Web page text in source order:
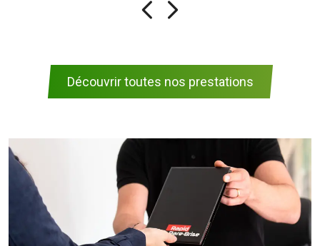
Découvrir toutes nos prestations